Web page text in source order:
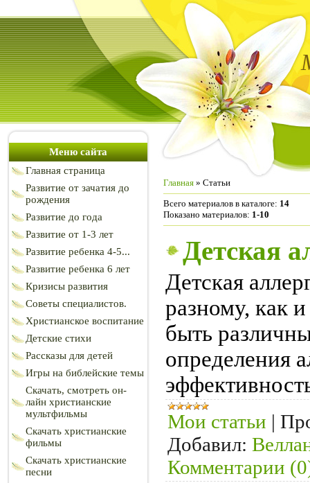
Меню сайта
Главная страница
Развитие от зачатия до
рождения
Развитие до года
Развитие от 1-3 лет
Развитие ребенка 4-5...
Развитие ребенка 6 лет
Кризисы развития
Советы специалистов.
Христианское воспитание
Детские стихи
Рассказы для детей
Игры на библейские темы
Скачать, смотреть он-
лайн христианские
мультфильмы
Скачать христианские
фильмы
Скачать христианские
песни
Главная » Статьи
Всего материалов в каталоге: 14
Показано материалов: 1-10
Детская
Детская
разному, как
быть
определения
Мои статьи |
Добавил:
Комментарии